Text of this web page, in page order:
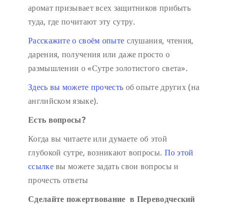
аромат призывает всех защитников прибыть
туда, где почитают эту сутру.
Расскажите о своём опыте слушания, чтения,
дарения, получения или даже просто о
размышлении о «Сутре золотистого света».
Здесь вы можете прочесть об опыте других (на
английском языке).
Есть вопросы?
Когда вы читаете или думаете об этой
глубокой сутре, возникают вопросы. По этой
ссылкевы можете задать свои вопросы и
прочесть ответы
Сделайте пожертвование в Переводческий